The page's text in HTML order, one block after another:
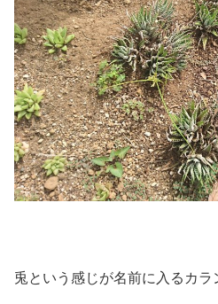
兎という感じが名前に入るカラ